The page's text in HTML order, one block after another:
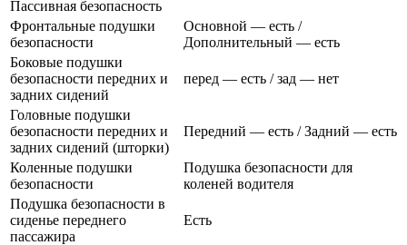
Пассивная безопасность
Фронтальные подушки
безопасности
Основной — есть /
Дополнительный — есть
Боковые подушки
безопасности передних и
задних сидений
перед — есть / зад — нет
Головные подушки
безопасности передних и
задних сидений (шторки)
Передний — есть / Задний — есть
Коленные подушки
безопасности
Подушка безопасности для
коленей водителя
Подушка безопасности в
сиденье переднего
пассажира
Есть